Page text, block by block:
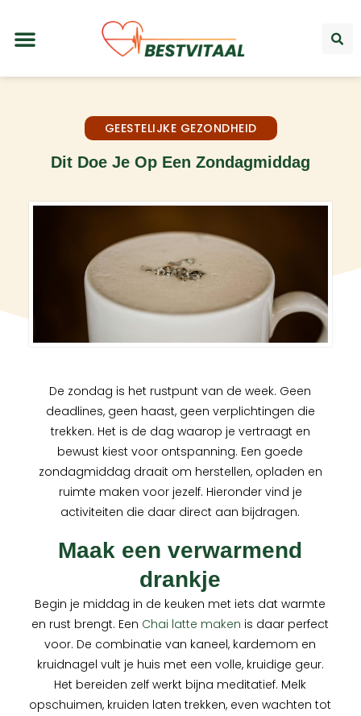
GEESTELIJKE GEZONDHEID
Dit Doe Je Op Een Zondagmiddag
De zondag is het rustpunt van de week. Geen
deadlines, geen haast, geen verplichtingen die
trekken. Het is de dag waarop je vertraagt en
bewust kiest voor ontspanning. Een goede
zondagmiddag draait om herstellen, opladen en
ruimte maken voor jezelf. Hieronder vind je
activiteiten die daar direct aan bijdragen.
Maak een verwarmend
drankje
Begin je middag in de keuken met iets dat warmte
en rust brengt. Een Chai latte maken is daar perfect
voor. De combinatie van kaneel, kardemom en
kruidnagel vult je huis met een volle, kruidige geur.
Het bereiden zelf werkt bijna meditatief. Melk
opschuimen, kruiden laten trekken, even wachten tot